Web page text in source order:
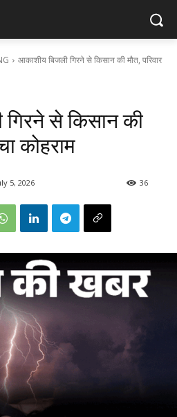
आकाशीय बिजली गिरने से किसान की मौत, परिवार
से किसान की
कोहराम
5, 2026 36